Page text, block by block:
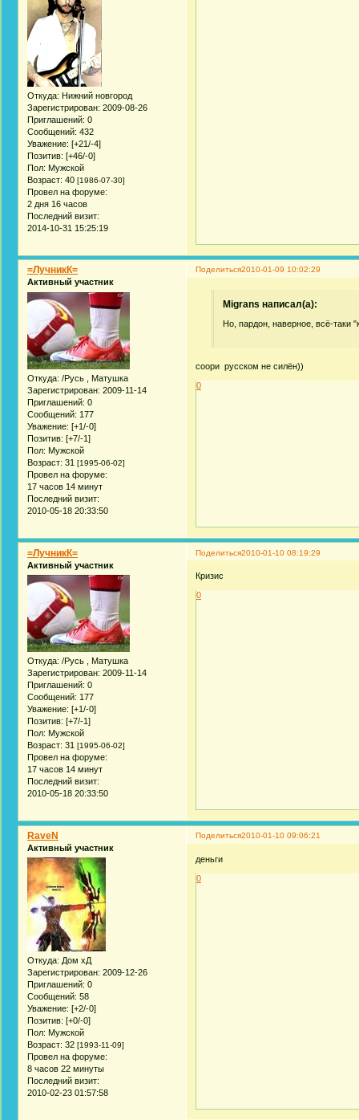
Откуда: Нижний новгород
Зарегистрирован: 2009-08-26
Приглашений: 0
Сообщений: 432
Уважение: [+21/-4]
Позитив: [+46/-0]
Пол: Мужской
Возраст: 40 [1986-07-30]
Провел на форуме:
2 дня 16 часов
Последний визит:
2014-10-31 15:25:19
Поделиться2010-01-09 10:02:29
=ЛучникК=
Активный участник
Откуда: /Русь , Матушка
Зарегистрирован: 2009-11-14
Приглашений: 0
Сообщений: 177
Уважение: [+1/-0]
Позитив: [+7/-1]
Пол: Мужской
Возраст: 31 [1995-06-02]
Провел на форуме:
17 часов 14 минут
Последний визит:
2010-05-18 20:33:50
Migrans написал(а):
Но, пардон, наверное, всё-таки
соори русском не силён))
0
Поделиться2010-01-10 08:19:29
=ЛучникК=
Активный участник
Откуда: /Русь , Матушка
Зарегистрирован: 2009-11-14
Приглашений: 0
Сообщений: 177
Уважение: [+1/-0]
Позитив: [+7/-1]
Пол: Мужской
Возраст: 31 [1995-06-02]
Провел на форуме:
17 часов 14 минут
Последний визит:
2010-05-18 20:33:50
Кризис
0
Поделиться2010-01-10 09:06:21
RaveN
Активный участник
Откуда: Дом хД
Зарегистрирован: 2009-12-26
Приглашений: 0
Сообщений: 58
Уважение: [+2/-0]
Позитив: [+0/-0]
Пол: Мужской
Возраст: 32 [1993-11-09]
Провел на форуме:
8 часов 22 минуты
Последний визит:
2010-02-23 01:57:58
деньги
0